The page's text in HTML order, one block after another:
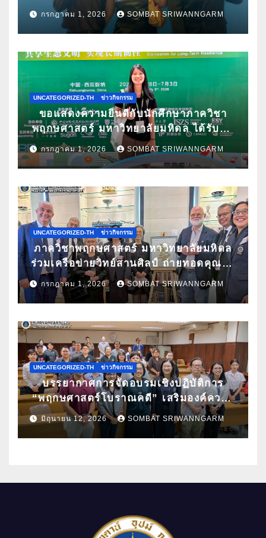
Pitching ระดับนานาชาติ ในงาน World
Spa & Well-being Congress 2026
กรกฎาคม 1, 2026 SOMBAT SRIWANNGARM
UNCATEGORIZED-TH ข่าวกิจกรรม
ขอแสดงความยินดีกับนักศึกษาภาควิชา
พฤกษศาสตร์ มหาวิทยาลัยมหิดล ได้รับคัด
เลือกนำเสนอผลงานวิจัยในการประชุม
วิชาการนานาชาติ ATBC 2026 พร้อมรับ
กรกฎาคม 1, 2026 SOMBAT SRIWANNGARM
UNCATEGORIZED-TH ข่าวกิจกรรม
ภาควิชาพฤกษศาสตร์ มหาวิทยาลัยมหิดล
ร่วมเครือข่ายวิทย์สานศิลป์ ถ่ายทอดคุณค่า
กล้วยไม้ไทยผ่านงานศิลปะ ในนิทรรศการ
“กล้วยไม้แห่งสยามนามไซเดนฟาเดน” ณ
ประเทศไทย
กรกฎาคม 1, 2026 SOMBAT SRIWANNGARM
UNCATEGORIZED-TH ข่าวกิจกรรม
บรรยากาศการจัดอบรมเชิงปฏิบัติการ
“พฤกษศาสตร์โบราณคดี” เสริมองค์ความ
รู้ด้านการศึกษาซากพืชโบราณด้วยเทคนิค
ทางวิทยาศาสตร์
มิถุนายน 12, 2026 SOMBAT SRIWANNGARM